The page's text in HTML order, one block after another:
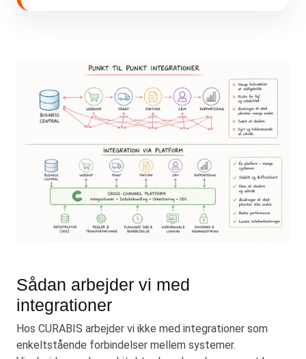
Sådan arbejder vi med
integrationer
Hos CURABIS arbejder vi ikke med integrationer som
enkeltstående forbindelser mellem systemer.